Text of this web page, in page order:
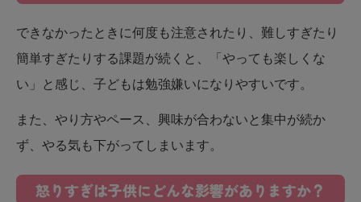
できなかったときに何度も注意されたり、難しすぎたり
簡単すぎたりする課題が続くと、「やっても楽しくな
い」と感じ、子どもは勉強嫌いになりやすいです。
また、やり方やペース、興味が合わないと集中が続か
ず、やる気も下がってしまいます。
怒りすぎは子供にどんな影響がありますか？